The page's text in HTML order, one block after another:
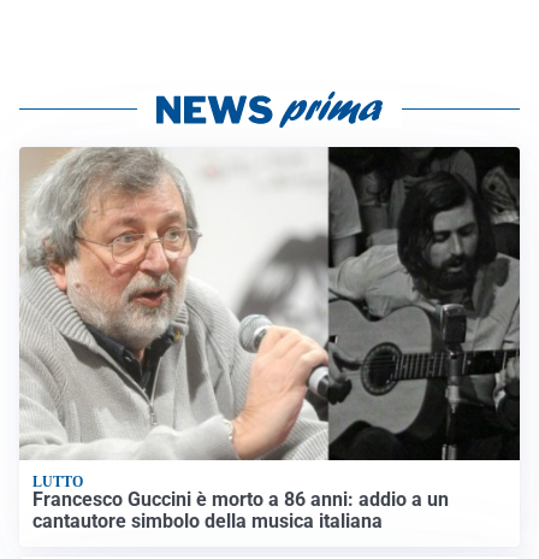
LUTTO
Francesco Guccini è morto a 86 anni: addio a un
cantautore simbolo della musica italiana